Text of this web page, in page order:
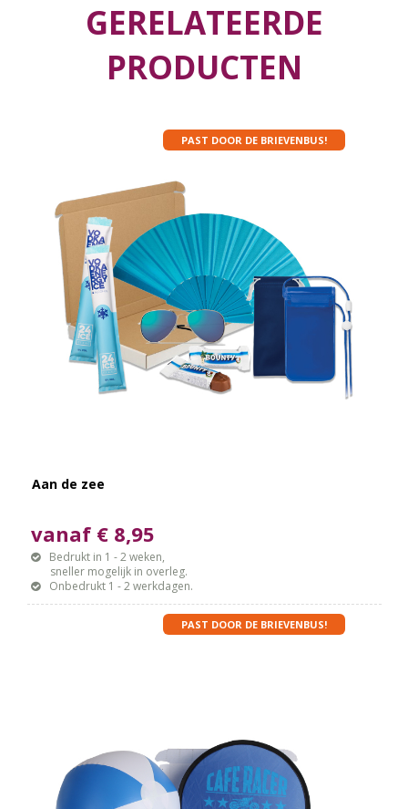
GERELATEERDE
PRODUCTEN
PAST DOOR DE BRIEVENBUS!
Aan de zee
vanaf € 8,95
Bedrukt in 1 - 2 weken,
sneller mogelijk in overleg.
Onbedrukt 1 - 2 werkdagen.
PAST DOOR DE BRIEVENBUS!